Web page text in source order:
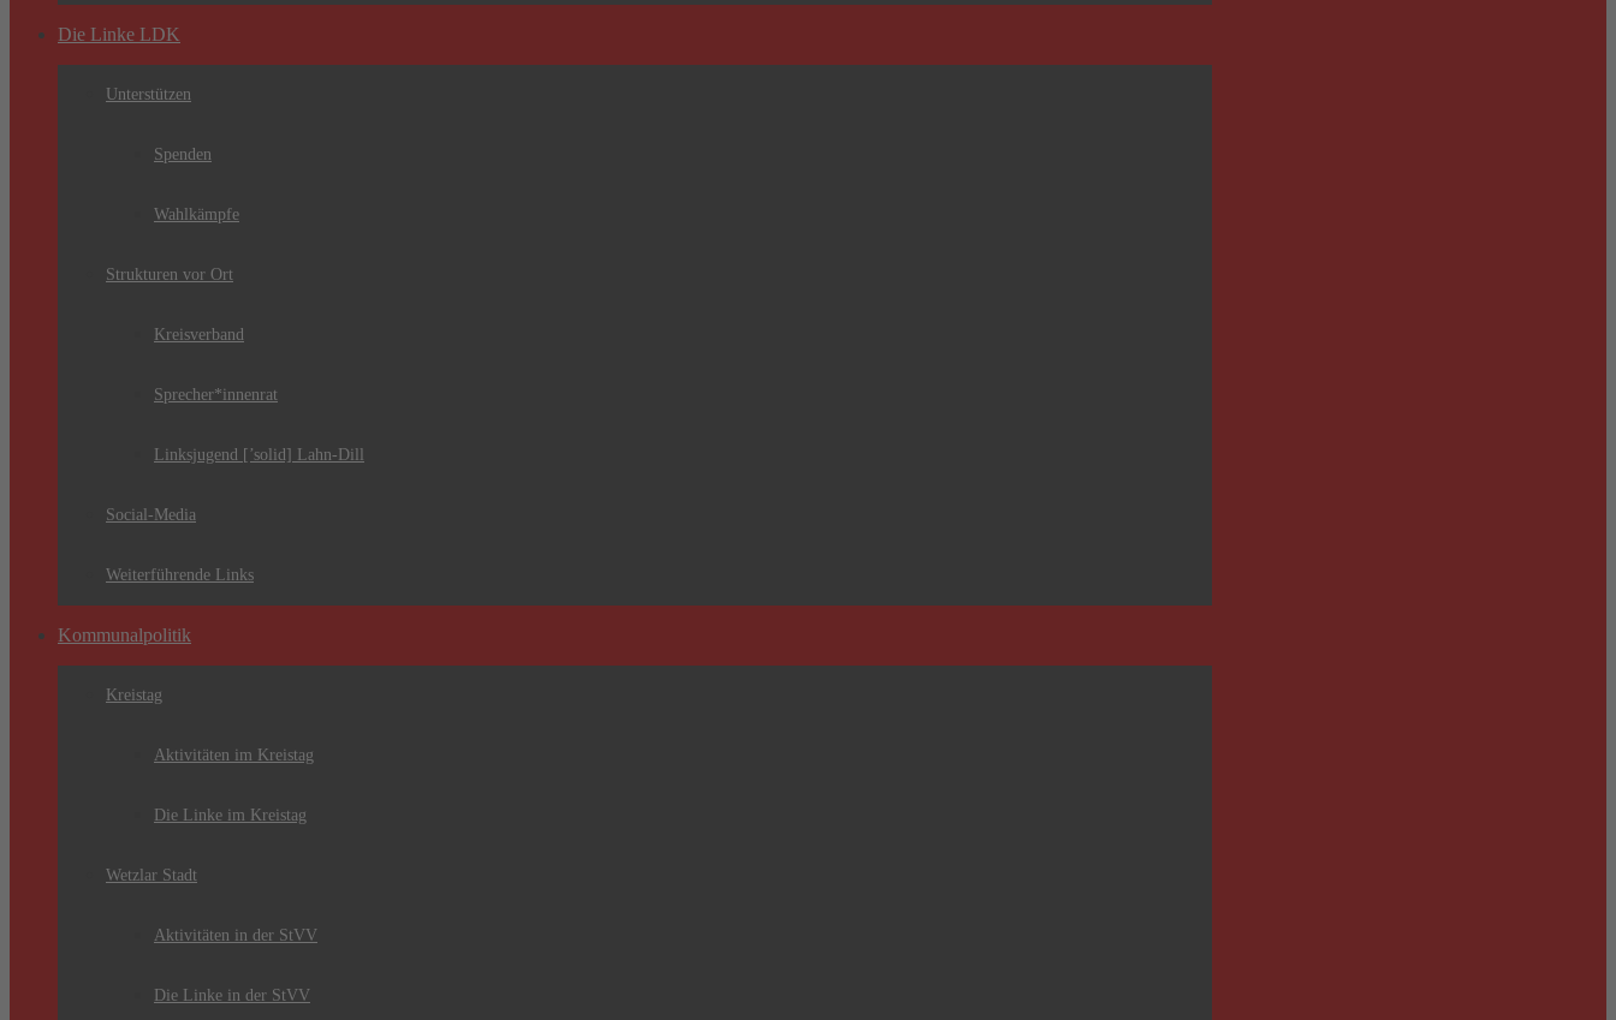
Die Linke LDK
Unterstützen
Spenden
Wahlkämpfe
Strukturen vor Ort
Kreisverband
Sprecher*innenrat
Linksjugend [’solid] Lahn-Dill
Social-Media
Weiterführende Links
Kommunalpolitik
Kreistag
Aktivitäten im Kreistag
Die Linke im Kreistag
Wetzlar Stadt
Aktivitäten in der StVV
Die Linke in der StVV